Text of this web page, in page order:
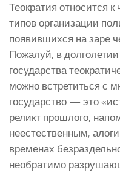
Теократия относится
типов организации
появившихся на заре
Пожалуй, в
государства
можно встретиться с
государство — это
реликт прошлого,
неестественным,
временах
необратимо